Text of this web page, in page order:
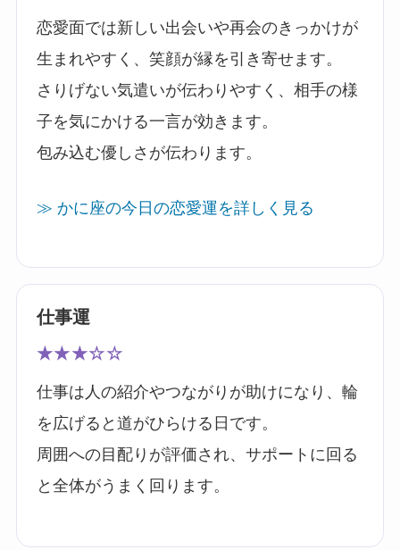
恋愛面では新しい出会いや再会のきっかけが
生まれやすく、笑顔が縁を引き寄せます。
さりげない気遣いが伝わりやすく、相手の様
子を気にかける一言が効きます。
包み込む優しさが伝わります。
≫ かに座の今日の恋愛運を詳しく見る
仕事運
★★★☆☆
仕事は人の紹介やつながりが助けになり、輪
を広げると道がひらける日です。
周囲への目配りが評価され、サポートに回る
と全体がうまく回ります。